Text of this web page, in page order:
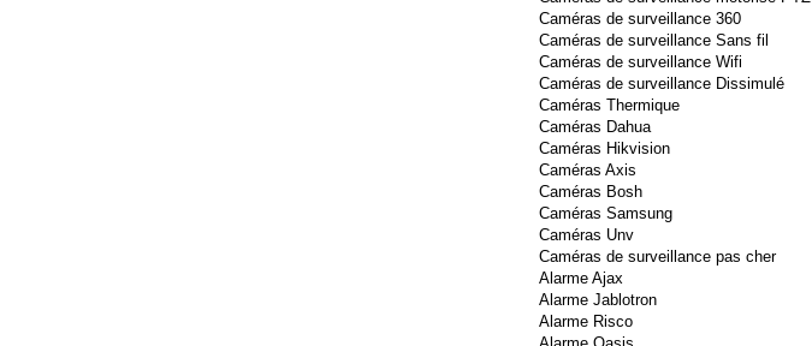
Caméras de surveillance 360
Caméras de surveillance Sans fil
Caméras de surveillance Wifi
Caméras de surveillance Dissimulé
Caméras Thermique
Caméras Dahua
Caméras Hikvision
Caméras Axis
Caméras Bosh
Caméras Samsung
Caméras Unv
Caméras de surveillance pas cher
Alarme Ajax
Alarme Jablotron
Alarme Risco